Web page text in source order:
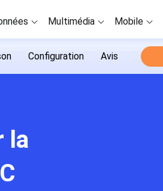
Multimédia Mobile
Configuration Avis
la